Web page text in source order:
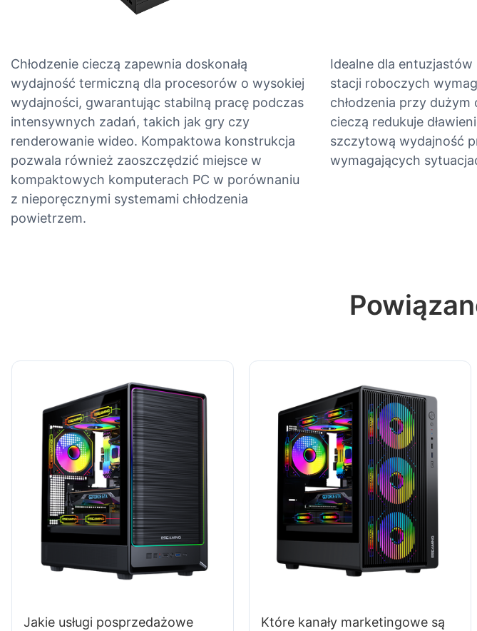
Chłodzenie cieczą zapewnia doskonałą
wydajność termiczną dla procesorów o wysokiej
wydajności, gwarantując stabilną pracę podczas
intensywnych zadań, takich jak gry czy
renderowanie wideo. Kompaktowa konstrukcja
pozwala również zaoszczędzić miejsce w
kompaktowych komputerach PC w porównaniu
z nieporęcznymi systemami chłodzenia
powietrzem.
Idealne dla
stacji roboczych
chłodzenia przy dużym
cieczą redukuje
szczytową wydajność
wymagających
Jakie usługi posprzedażowe
Które kanały marketingowe są